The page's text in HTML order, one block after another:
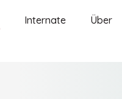
Internate Über